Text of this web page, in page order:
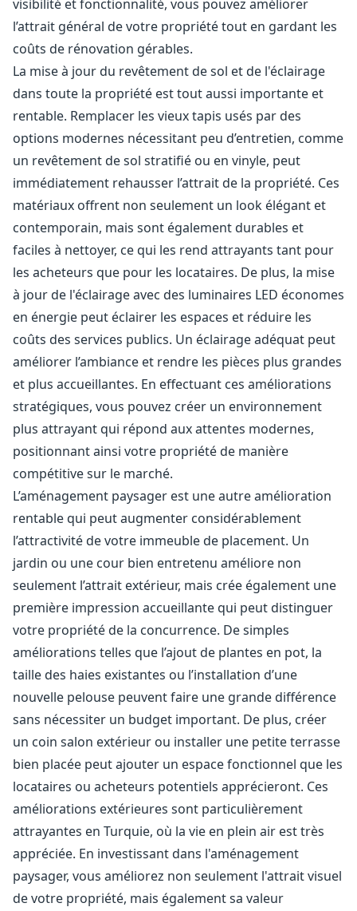
visibilité et fonctionnalité, vous pouvez améliorer
l’attrait général de votre propriété tout en gardant les
coûts de rénovation gérables.
La mise à jour du revêtement de sol et de l'éclairage
dans toute la propriété est tout aussi importante et
rentable. Remplacer les vieux tapis usés par des
options modernes nécessitant peu d’entretien, comme
un revêtement de sol stratifié ou en vinyle, peut
immédiatement rehausser l’attrait de la propriété. Ces
matériaux offrent non seulement un look élégant et
contemporain, mais sont également durables et
faciles à nettoyer, ce qui les rend attrayants tant pour
les acheteurs que pour les locataires. De plus, la mise
à jour de l'éclairage avec des luminaires LED économes
en énergie peut éclairer les espaces et réduire les
coûts des services publics. Un éclairage adéquat peut
améliorer l’ambiance et rendre les pièces plus grandes
et plus accueillantes. En effectuant ces améliorations
stratégiques, vous pouvez créer un environnement
plus attrayant qui répond aux attentes modernes,
positionnant ainsi votre propriété de manière
compétitive sur le marché.
L’aménagement paysager est une autre amélioration
rentable qui peut augmenter considérablement
l’attractivité de votre immeuble de placement. Un
jardin ou une cour bien entretenu améliore non
seulement l’attrait extérieur, mais crée également une
première impression accueillante qui peut distinguer
votre propriété de la concurrence. De simples
améliorations telles que l’ajout de plantes en pot, la
taille des haies existantes ou l’installation d’une
nouvelle pelouse peuvent faire une grande différence
sans nécessiter un budget important. De plus, créer
un coin salon extérieur ou installer une petite terrasse
bien placée peut ajouter un espace fonctionnel que les
locataires ou acheteurs potentiels apprécieront. Ces
améliorations extérieures sont particulièrement
attrayantes en Turquie, où la vie en plein air est très
appréciée. En investissant dans l'aménagement
paysager, vous améliorez non seulement l'attrait visuel
de votre propriété, mais également sa valeur